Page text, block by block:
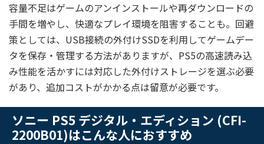
容量不足はゲームのアンインストールや再ダウンロードの
手間を増やし、快適なプレイ環境を阻害することも。回避
策としては、USB接続の外付けSSDを利用してゲームデー
タを保存・管理する方法がありますが、PS5の高速読み込
み性能を活かすには対応した外付けストレージを選ぶ必要
があり、追加コストがかかる点は留意が必要です。
ソニー PS5 デジタル・エディション (CFI-
2200B01)はこんな人におすすめ